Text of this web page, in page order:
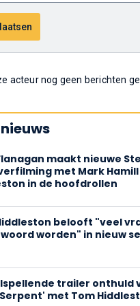
acteur nog geen berichten
maakt nieuwe
met Mark Hamill
in de hoofdrollen
belooft "veel
worden" in nieuw
trailer onthuld
Serpent' met Tom